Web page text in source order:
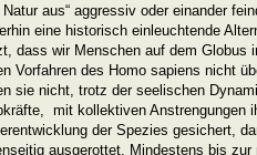
Natur aus“ aggressiv oder einander
eine historisch einleuchtende
dass wir Menschen auf dem Globus
Vorfahren des Homo sapiens nicht
sie nicht, trotz der seelischen
mit kollektiven Anstrengungen
der Spezies gesichert,
ausgerottet. Mindestens bis